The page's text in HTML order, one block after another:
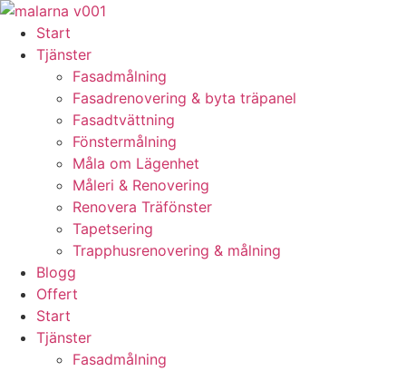
Skip
content
Start
Tjänster
Fasadmålning
Fasadrenovering & byta träpanel
Fasadtvättning
Fönstermålning
Måla om Lägenhet
Måleri & Renovering
Renovera Träfönster
Tapetsering
Trapphusrenovering & målning
Blogg
Offert
Start
Tjänster
Fasadmålning